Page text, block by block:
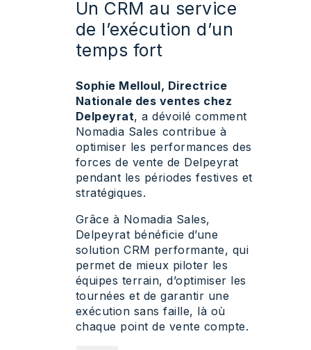
Un CRM au service
de l’exécution d’un
temps fort
Sophie Melloul, Directrice
Nationale des ventes chez
Delpeyrat, a dévoilé comment
Nomadia Sales contribue à
optimiser les performances des
forces de vente de Delpeyrat
pendant les périodes festives et
stratégiques.
Grâce à Nomadia Sales,
Delpeyrat bénéficie d’une
solution CRM performante, qui
permet de mieux piloter les
équipes terrain, d’optimiser les
tournées et de garantir une
exécution sans faille, là où
chaque point de vente compte.